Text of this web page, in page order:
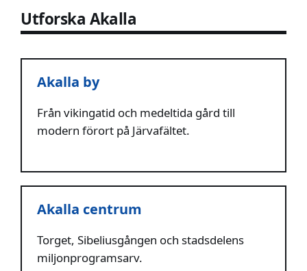
Utforska Akalla
Akalla by
Från vikingatid och medeltida gård till
modern förort på Järvafältet.
Akalla centrum
Torget, Sibeliusgången och stadsdelens
miljonprogramsarv.